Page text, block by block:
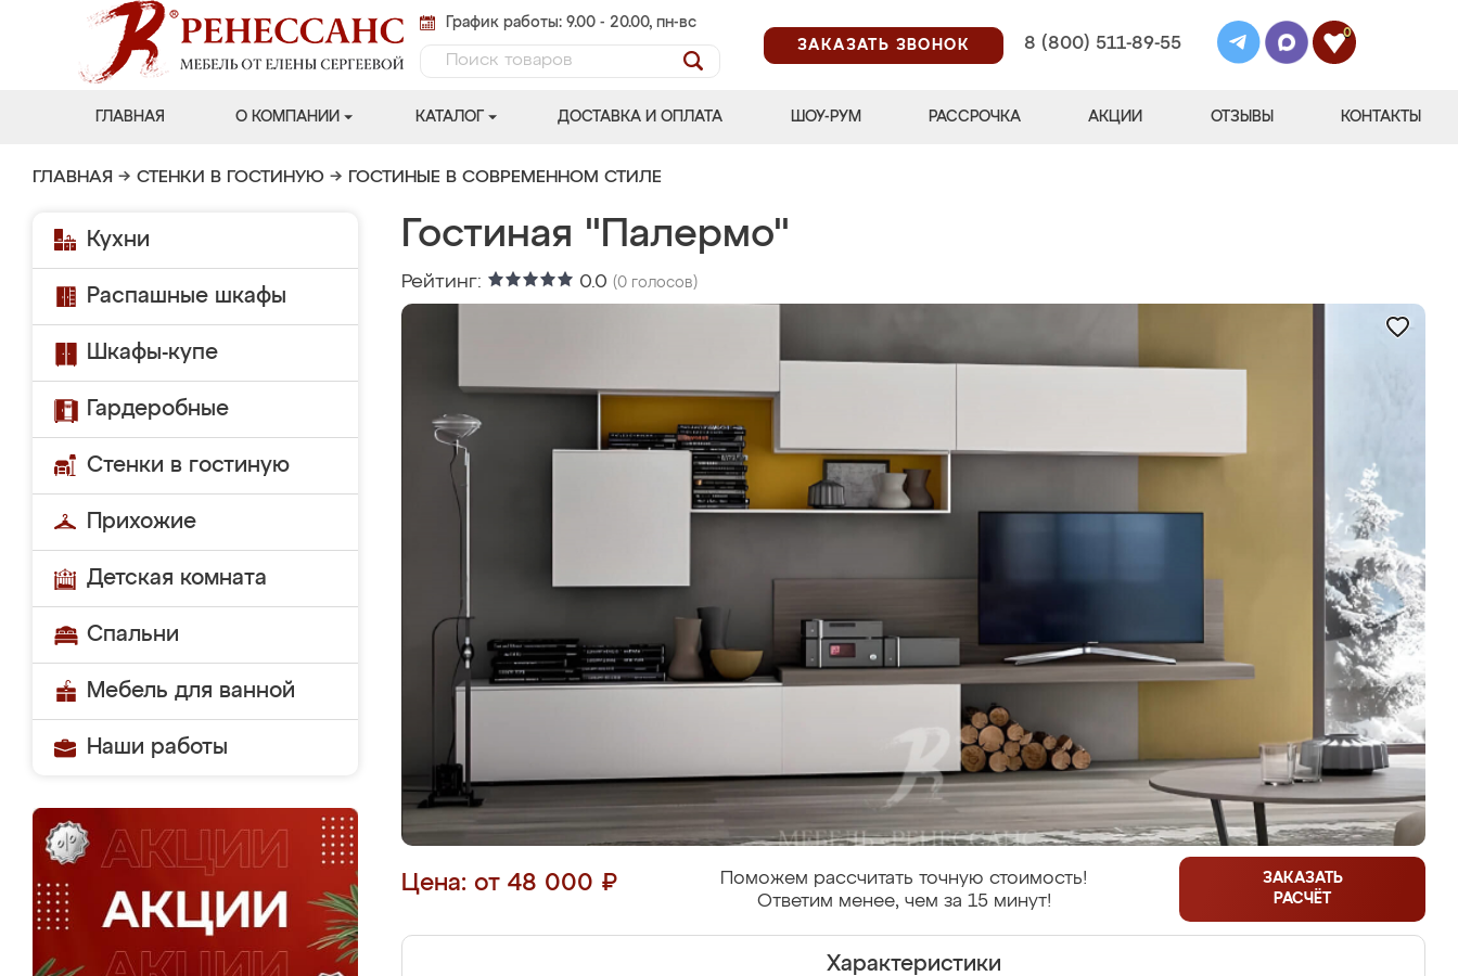
График работы: 9.00 - 20.00, пн-вс
ЗАКАЗАТЬ ЗВОНОК
8 (800) 511-89-55
0
ГЛАВНАЯ О КОМПАНИИ КАТАЛОГ ДОСТАВКА И ОПЛАТА ШОУ-РУМ РАССРОЧКА АКЦИИ ОТЗЫВЫ КОНТАКТЫ
ГЛАВНАЯ → СТЕНКИ В ГОСТИНУЮ → ГОСТИНЫЕ В СОВРЕМЕННОМ СТИЛЕ
Кухни
Распашные шкафы
Шкафы-купе
Гардеробные
Стенки в гостиную
Прихожие
Детская комната
Спальни
Мебель для ванной
Наши работы
Гостиная "Палермо"
Рейтинг: 0.0 (0 голосов)
Цена: от 48 000 ₽
Поможем рассчитать точную стоимость!
Ответим менее, чем за 15 минут!
ЗАКАЗАТЬ
РАСЧЁТ
Характеристики